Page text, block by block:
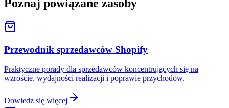
Poznaj powiązane zasoby
Przewodnik sprzedawców Shopify
Praktyczne porady dla sprzedawców koncentrujących się na
wzroście, wydajności realizacji i poprawie przychodów.
Dowiedz się więcej